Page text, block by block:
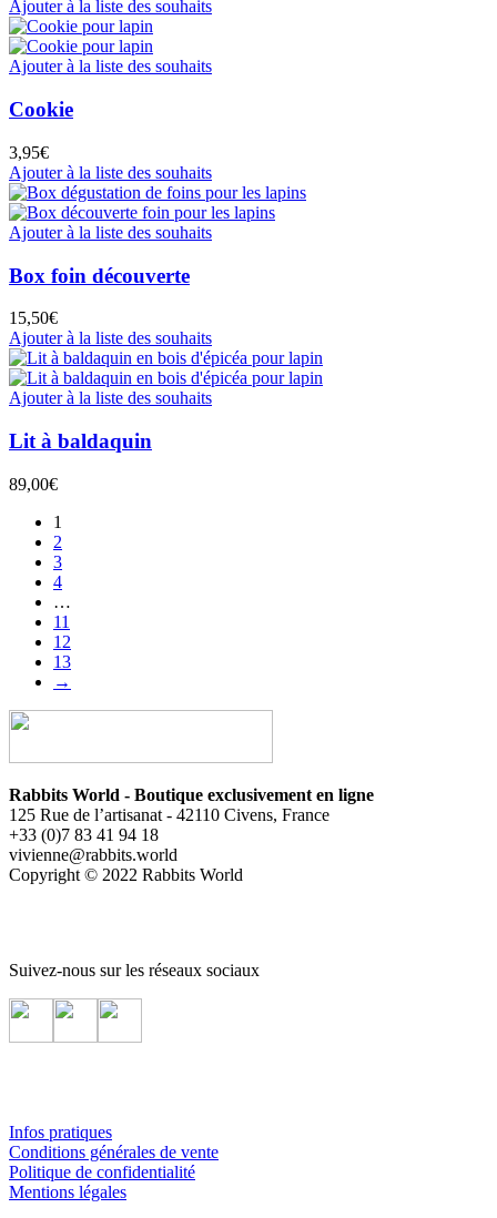
Ajouter à la liste des souhaits
Ajouter à la liste des souhaits
Cookie
3,95€
Ajouter à la liste des souhaits
Ajouter à la liste des souhaits
Box foin découverte
15,50€
Ajouter à la liste des souhaits
Ajouter à la liste des souhaits
Lit à baldaquin
89,00€
1
2
3
4
…
11
12
13
→
Rabbits World - Boutique exclusivement en ligne
125 Rue de l’artisanat - 42110 Civens, France
+33 (0)7 83 41 94 18
vivienne@rabbits.world
Copyright © 2022 Rabbits World
Suivez-nous sur les réseaux sociaux
Infos pratiques
Conditions générales de vente
Politique de confidentialité
Mentions légales